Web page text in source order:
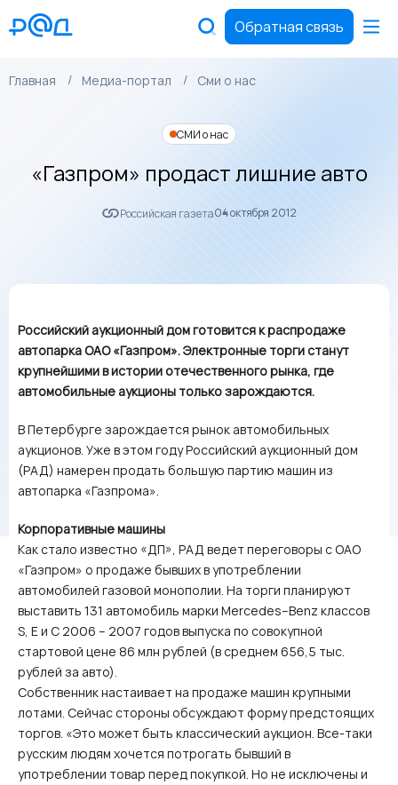
Обратная связь
Главная Медиа-портал Сми о нас
СМИ о нас
«Газпром» продаст лишние авто
Российская газета04 октября 2012
Российский аукционный дом готовится к распродаже
автопарка ОАО «Газпром». Электронные торги станут
крупнейшими в истории отечественного рынка, где
автомобильные аукционы только зарождаются.
В Петербурге зарождается рынок автомобильных
аукционов. Уже в этом году Российский аукционный дом
(РАД) намерен продать большую партию машин из
автопарка «Газпрома».
Корпоративные машины
Как стало известно «ДП», РАД ведет переговоры с ОАО
«Газпром» о продаже бывших в употреблении
автомобилей газовой монополии. На торги планируют
выставить 131 автомобиль марки Mercedes–Benz классов
S, Е и С 2006 – 2007 годов выпуска по совокупной
стартовой цене 86 млн рублей (в среднем 656,5 тыс.
рублей за авто).
Собственник настаивает на продаже машин крупными
лотами. Сейчас стороны обсуждают форму предстоящих
торгов. «Это может быть классический аукцион. Все-таки
русским людям хочется потрогать бывший в
употреблении товар перед покупкой. Но не исключены и